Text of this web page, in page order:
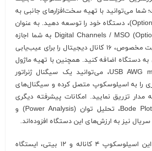
شما می‌توانید با تهیه سخت‌افزارهای جانبی به
صورت اختیاری (Optional)، دستگاه خود را توسعه دهید. به عنوان
مثال، قابلیت Digital Channels / MSO (Optional) به شما اجازه
می‌دهد با خرید کیت مخصوص، ۱۶ کانال دیجیتال را برای عیب‌یابی
دستگاه اضافه کنید. همچنین با تهیه ماژول
USB AWG module (Optional)، می‌توانید یک سیگنال ژنراتور
مگاهرتزی را به اسیلوسکوپ متصل کرده و سیگنال‌های
مدار تزریق نمایید. امکانات پیشرفته دیگری
نظیر رسم نمودار Bode Plot، تحلیل توان (Power Analysis) و
نیز به ارزش‌های این دستگاه افزوده‌اند.
در یک جمع‌بندی، این اسیلوسکوپ ۴ کاناله و ۱۲ بیتی، ایستگاه